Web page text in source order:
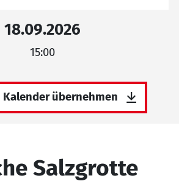
Salzgrotte
18.09.2026
15:00
Kalender übernehmen